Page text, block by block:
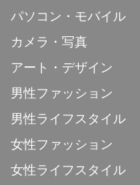
パソコン・モバイル
カメラ・写真
アート・デザイン
男性ファッション
男性ライフスタイル
女性ファッション
女性ライフスタイル